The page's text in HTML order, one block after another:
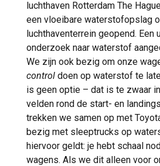
luchthaven Rotterdam The
een vloeibare waterstofopslag
luchthaventerrein geopend. Een
onderzoek naar waterstof
We zijn ook bezig om onze
control doen op waterstof te
is geen optie – dat is te zwaar
velden rond de start- en
trekken we samen op met
bezig met sleeptrucks op
hiervoor geldt: je hebt schaal
wagens. Als we dit alleen voor